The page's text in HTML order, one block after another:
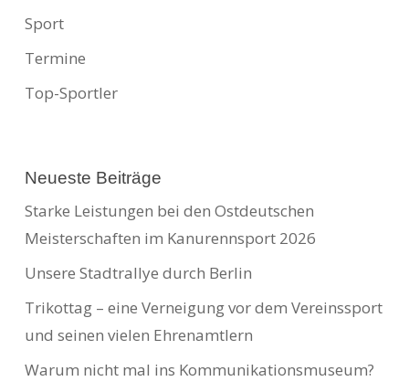
Sport
Termine
Top-Sportler
Neueste Beiträge
Starke Leistungen bei den Ostdeutschen
Meisterschaften im Kanurennsport 2026
Unsere Stadtrallye durch Berlin
Trikottag – eine Verneigung vor dem Vereinssport
und seinen vielen Ehrenamtlern
Warum nicht mal ins Kommunikationsmuseum?